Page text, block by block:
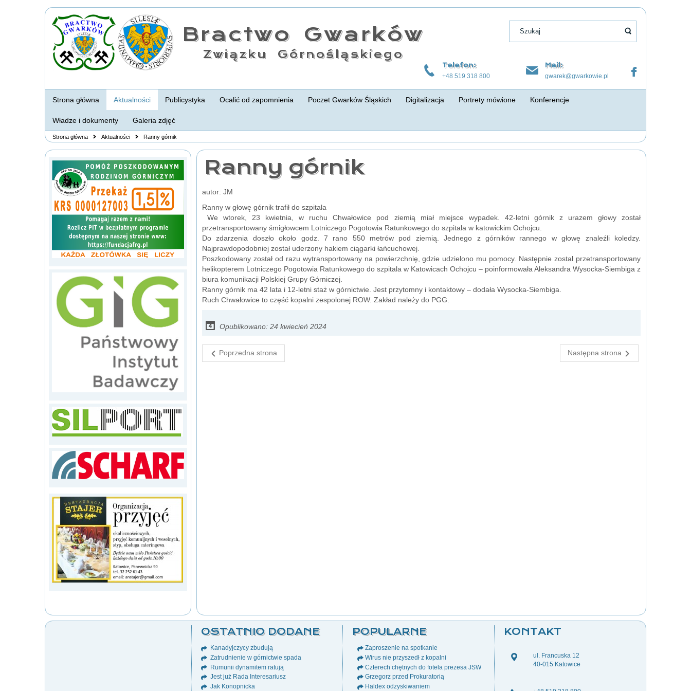
Bractwo Gwarków
Związku Górnośląskiego
Telefon:
+48 519 318 800
Mail:
gwarek@gwarkowie.pl
Strona główna Aktualności Publicystyka Ocalić od zapomnienia Poczet Gwarków Śląskich Digitalizacja Portrety mówione Konferencje
Władze i dokumenty Galeria zdjęć
Strona główna Aktualności Ranny górnik
Ranny górnik
autor: JM
Ranny w głowę górnik trafił do szpitala
We wtorek, 23 kwietnia, w ruchu Chwałowice pod ziemią miał miejsce wypadek. 42-letni górnik z urazem głowy został
przetransportowany śmigłowcem Lotniczego Pogotowia Ratunkowego do szpitala w katowickim Ochojcu.
Do zdarzenia doszło około godz. 7 rano 550 metrów pod ziemią. Jednego z górników rannego w głowę znaleźli koledzy.
Najprawdopodobniej został uderzony hakiem ciągarki łańcuchowej.
Poszkodowany został od razu wytransportowany na powierzchnię, gdzie udzielono mu pomocy. Następnie został przetransportowany
helikopterem Lotniczego Pogotowia Ratunkowego do szpitala w Katowicach Ochojcu – poinformowała Aleksandra Wysocka-Siembiga z
biura komunikacji Polskiej Grupy Górniczej.
Ranny górnik ma 42 lata i 12-letni staż w górnictwie. Jest przytomny i kontaktowy – dodała Wysocka-Siembiga.
Ruch Chwałowice to część kopalni zespolonej ROW. Zakład należy do PGG.
Opublikowano: 24 kwiecień 2024
Poprzedna strona Następna strona
OSTATNIO DODANE
Kanadyjczycy zbudują
Zatrudnienie w górnictwie spada
Rumunii dynamitem ratują
Jest już Rada Interesariusz
Jak Konopnicka
POPULARNE
Zaproszenie na spotkanie
Wirus nie przyszedł z kopalni
Czterech chętnych do fotela prezesa JSW
Grzegorz przed Prokuratorią
Haldex odzyskiwaniem
KONTAKT
ul. Francuska 12
40-015 Katowice